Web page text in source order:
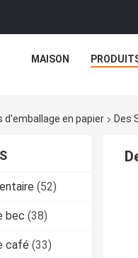
MAISON
d'emballage en papier Des
(52)
bec (38)
café (33)